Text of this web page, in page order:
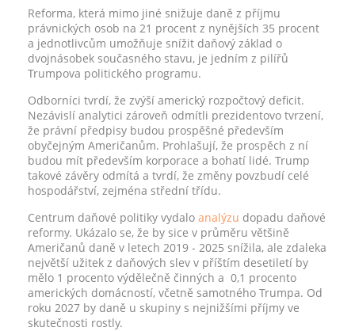
Reforma, která mimo jiné snižuje daně z příjmu
právnických osob na 21 procent z nynějších 35 procent
a jednotlivcům umožňuje snížit daňový základ o
dvojnásobek současného stavu, je jedním z pilířů
Trumpova politického programu.
Odborníci tvrdí, že zvýší americký rozpočtový deficit.
Nezávislí analytici zároveň odmítli prezidentovo tvrzení,
že právní předpisy budou prospěšné především
obyčejným Američanům. Prohlašují, že prospěch z ní
budou mít především korporace a bohatí lidé. Trump
takové závěry odmítá a tvrdí, že změny povzbudí celé
hospodářství, zejména střední třídu.
Centrum daňové politiky vydalo analýzu dopadu daňové
reformy. Ukázalo se, že by sice v průměru většině
Američanů daně v letech 2019 - 2025 snížila, ale zdaleka
největší užitek z daňových slev v příštím desetiletí by
mělo 1 procento výdělečně činných a 0,1 procento
amerických domácností, včetně samotného Trumpa. Od
roku 2027 by daně u skupiny s nejnižšími příjmy ve
skutečnosti rostly.